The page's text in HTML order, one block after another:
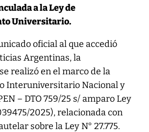
a la Ley de
Universitario.
oficial al que accedió
Argentinas, la
realizó en el marco de la
Interuniversitario Nacional y
– DTO 759/25 s/ amparo Ley
2025), relacionada con
sobre la Ley N° 27.775.